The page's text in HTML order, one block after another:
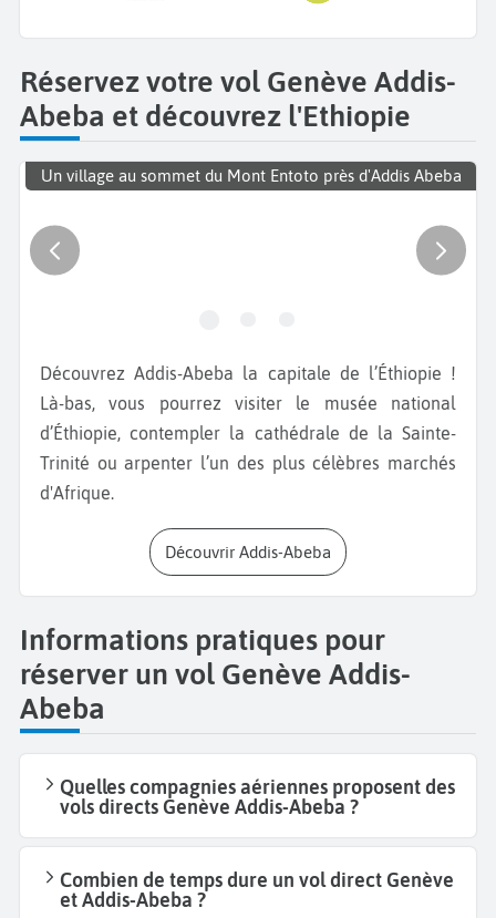
Réservez votre vol Genève Addis-
Abeba et découvrez l'Ethiopie
Un village au sommet du Mont Entoto près d'Addis Abeba
Découvrez Addis-Abeba la capitale de l’Éthiopie !
Là-bas, vous pourrez visiter le musée national
d’Éthiopie, contempler la cathédrale de la Sainte-
Trinité ou arpenter l’un des plus célèbres marchés
d'Afrique.
Découvrir Addis-Abeba
Informations pratiques pour
réserver un vol Genève Addis-
Abeba
Quelles compagnies aériennes proposent des
vols directs Genève Addis-Abeba ?
Combien de temps dure un vol direct Genève
et Addis-Abeba ?